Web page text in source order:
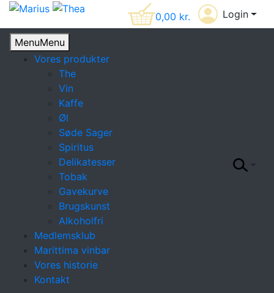
0,00 kr. Login
MenuMenu
Vores produkter
The
Vin
Kaffe
Øl
Søde Sager
Spiritus
Delikatesser
Tobak
Gavekurve
Brugskunst
Alkoholfri
Medlemsklub
Marittima vinbar
Vores historie
Kontakt